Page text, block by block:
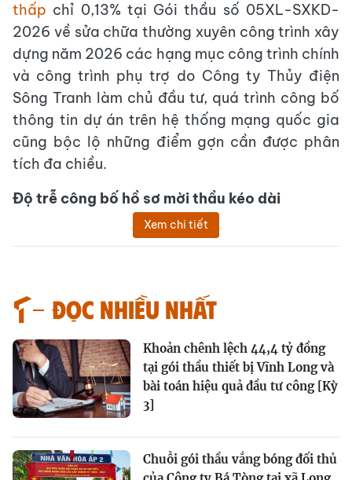
thấp chỉ 0,13% tại Gói thầu số 05XL-SXKD-
2026 về sửa chữa thường xuyên công trình xây
dựng năm 2026 các hạng mục công trình chính
và công trình phụ trợ do Công ty Thủy điện
Sông Tranh làm chủ đầu tư, quá trình công bố
thông tin dự án trên hệ thống mạng quốc gia
cũng bộc lộ những điểm gợn cần được phân
tích đa chiều.
Độ trễ công bố hồ sơ mời thầu kéo dài
Xem chi tiết
Đọc nhiều nhất
Khoản chênh lệch 44,4 tỷ đồng
tại gói thầu thiết bị Vĩnh Long và
bài toán hiệu quả đầu tư công [Kỳ
3]
Chuỗi gói thầu vắng bóng đối thủ